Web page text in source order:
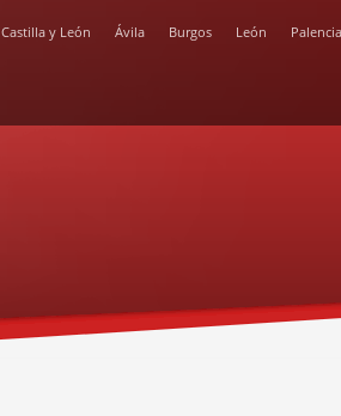
Castilla y León Ávila Burgos León Palencia